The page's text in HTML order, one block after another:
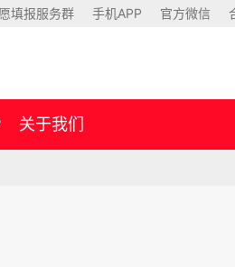
填报服务群 手机APP 官方微信
关于我们